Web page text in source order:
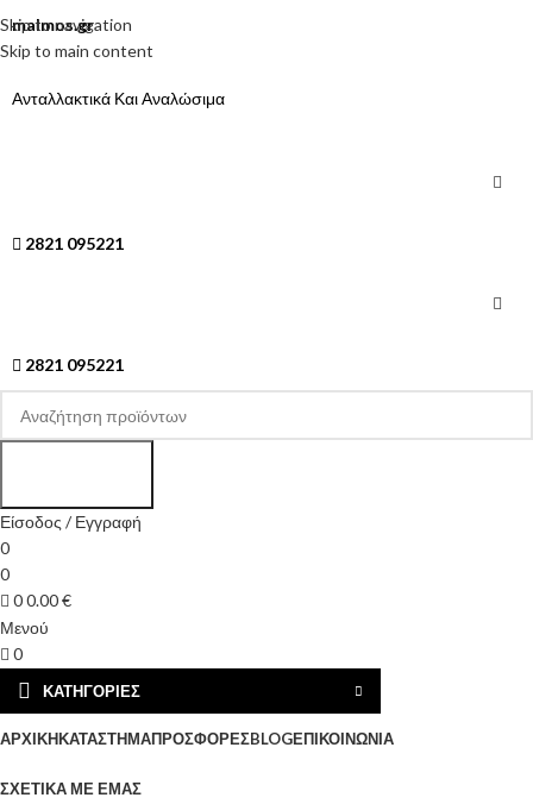
Skip to navigation
Skip to main content
malmos.gr
Ανταλλακτικά Και Αναλώσιμα
2821 095221
2821 095221
Είσοδος / Εγγραφή
0
0
00.00€
Μενού
0
ΚΑΤΗΓΟΡΊΕΣ
ΑΡΧΙΚΉΚΑΤΆΣΤΗΜΑΠΡΟΣΦΟΡΈΣBLOGΕΠΙΚΟΙΝΩΝΊΑ
ΣΧΕΤΙΚΆ ΜΕ ΕΜΆΣ